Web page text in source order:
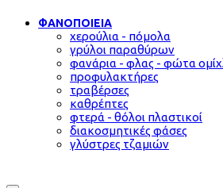
ΦΑΝΟΠΟΙΕΙΑ
χερούλια - πόμολα
γρύλοι παραθύρων
φανάρια - φλας - φώτα
προφυλακτήρες
τραβέρσες
καθρέπτες
φτερά - θόλοι πλαστικοί
διακοσμητικές φάσες
γλύστρες τζαμιών